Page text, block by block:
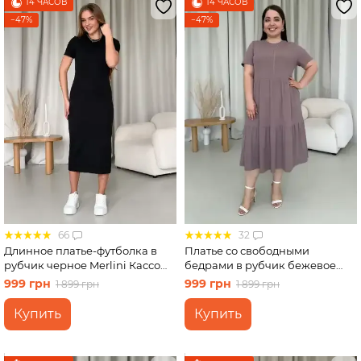
14 ЧАСОВ
−47%
66
Длинное платье-футболка в
рубчик черное Merlini Кассо
700000121 размер 42-44 (S-M)
999 грн 1 899 грн
Купить
14 ЧАСОВ
−47%
32
Платье со свободными
бедрами в рубчик бежевое
Merlini Реджо 700001582
размер 2XL-3XL
999 грн 1 899 грн
Купить